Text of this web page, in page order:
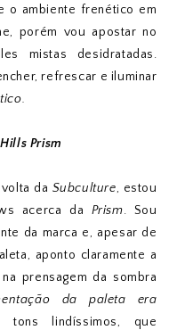
o ambiente frenético em
porém vou apostar no
mistas desidratadas.
refrescar e iluminar
Prism
da Subculture, estou
acerca da Prism. Sou
da marca e, apesar de
aponto claramente a
prensagem da sombra
da paleta era
tons lindíssimos, que